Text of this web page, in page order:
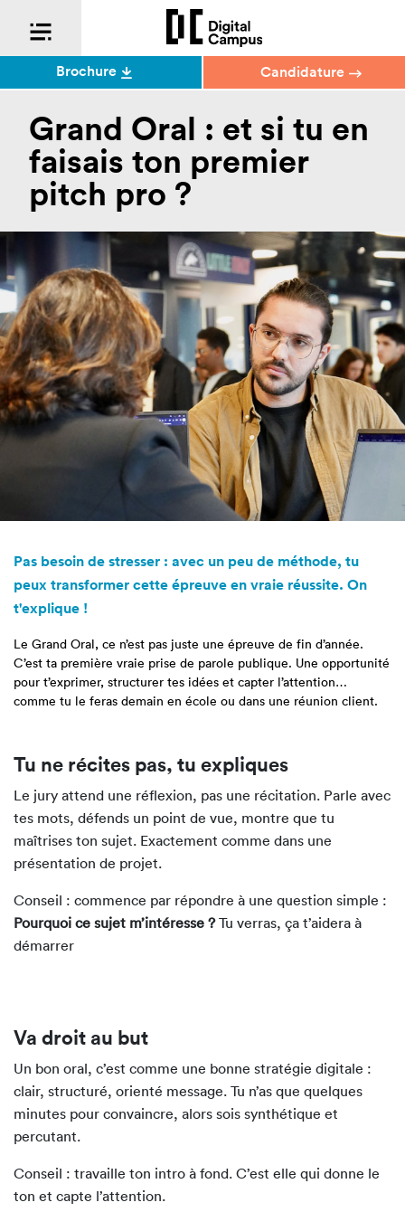
Grand Oral : et si tu en
faisais ton premier
pitch pro ?
Pas besoin de stresser : avec un peu de méthode, tu
peux transformer cette épreuve en vraie réussite. On
t'explique !
Le Grand Oral, ce n’est pas juste une épreuve de fin d’année.
C’est ta première vraie prise de parole publique. Une opportunité
pour t’exprimer, structurer tes idées et capter l’attention…
comme tu le feras demain en école ou dans une réunion client.
Tu ne récites pas, tu expliques
Le jury attend une réflexion, pas une récitation. Parle avec
tes mots, défends un point de vue, montre que tu
maîtrises ton sujet. Exactement comme dans une
présentation de projet.
Conseil : commence par répondre à une question simple :
Pourquoi ce sujet m’intéresse ?Tu verras, ça t’aidera à
démarrer
Va droit au but
Un bon oral, c’est comme une bonne stratégie digitale :
clair, structuré, orienté message. Tu n’as que quelques
minutes pour convaincre, alors sois synthétique et
percutant.
Conseil : travaille ton intro à fond. C’est elle qui donne le
ton et capte l’attention.
Brochure Candidature